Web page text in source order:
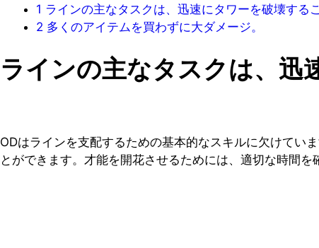
1 ラインの主なタスクは、迅速にタワーを破壊する
2 多くのアイテムを買わずに大ダメージ。
ラインの主なタスクは、迅
ODはラインを支配するための基本的なスキルに欠けてい
とができます。才能を開花させるためには、適切な時間